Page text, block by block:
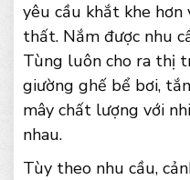
yêu cầu khắt khe hơn
thất. Nắm được nhu
Tùng luôn cho ra thị
giường ghế bể bơi,
mây chất lượng với
nhau.
Tùy theo nhu cầu,